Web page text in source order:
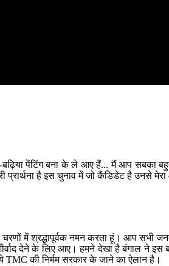
पेंटिंग बना के ले आए हैं... मैं आप
प्रार्थना है इस चुनाव में जो कैंडिडेट है
में श्रद्धापूर्वक नमन करता हूं। आप सभी
देने के लिए आए। हमने देखा है बंगाल ने इस
TMC की निर्मम सरकार के जाने का ऐलान है।